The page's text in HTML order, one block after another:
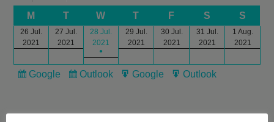
M T W T F S S
26 Jul.
2021
27 Jul.
2021
28 Jul.
2021
●
29 Jul.
2021
30 Jul.
2021
31 Jul.
2021
1 Aug.
2021
Subscribe
Google
Subscribe
Outlook
Export
Google
Export
Outlook